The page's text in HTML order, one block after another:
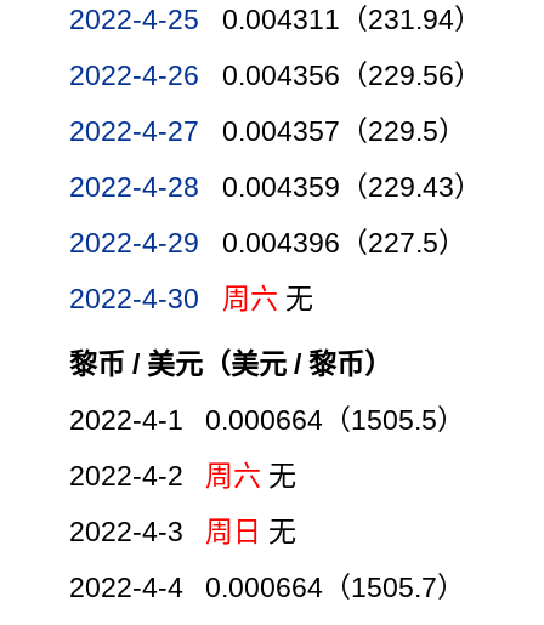
2022-4-25
0.004311（231.94）
2022-4-26
0.004356（229.56）
2022-4-27
0.004357（229.5）
2022-4-28
0.004359（229.43）
2022-4-29
0.004396（227.5）
2022-4-30
周六 无
黎币 / 美元（美元 / 黎币）
2022-4-1 0.000664（1505.5）
2022-4-2 周六 无
2022-4-3 周日 无
2022-4-4 0.000664（1505.7）